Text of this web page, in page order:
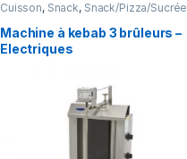
Cuisson, Snack, Snack/Pizza/Sucrée
Machine à kebab 3 brûleurs –
Electriques